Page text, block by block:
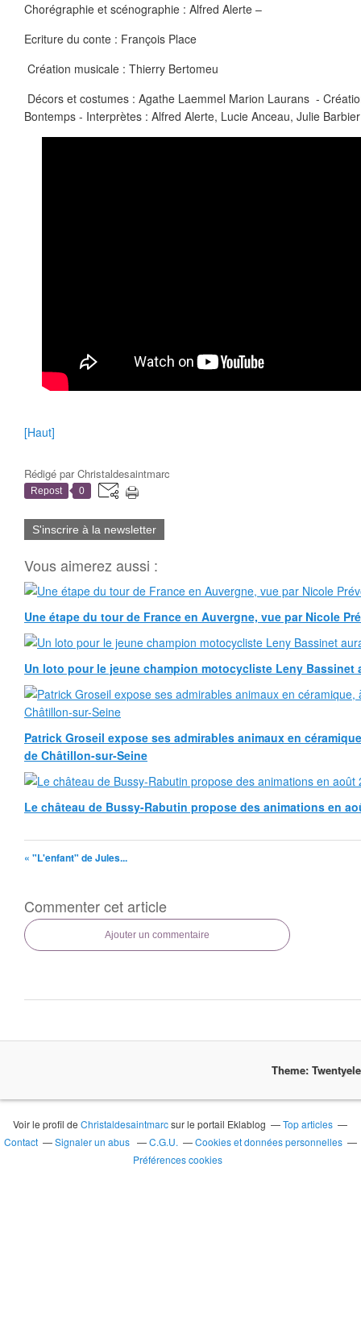
Chorégraphie et scénographie : Alfred Alerte –
Ecriture du conte : François Place
Création musicale : Thierry Bertomeu
Décors et costumes : Agathe Laemmel Marion Laurans -
Bontemps - Interprètes : Alfred Alerte, Lucie Anceau, Julie Barbier
[Haut]
Rédigé parChristaldesaintmarc
Repost 0
S'inscrire à la newsletter
Vous aimerez aussi :
Une étape du tour de France en Auvergne, vue par Nicole
Un loto pour le jeune champion motocycliste Leny Bassinet
Patrick Groseil expose ses admirables animaux en
de Châtillon-sur-Seine
Le château de Bussy-Rabutin propose des animations en
« "L'enfant" de Jules...
Commenter cet article
Ajouter un commentaire
Theme:
Voir le profil deChristaldesaintmarcsur le portail Eklablog
Top articles
Contact
Signaler un abus C.G.U.
Cookies et données personnelles
Préférences cookies